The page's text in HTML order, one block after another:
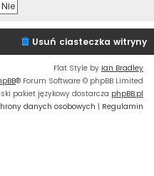
Usuń ciasteczka witryny
Flat Style by Ian Bradley
® Forum Software © phpBB Limited
pakiet językowy dostarcza phpBB.pl
danych osobowych | Regulamin